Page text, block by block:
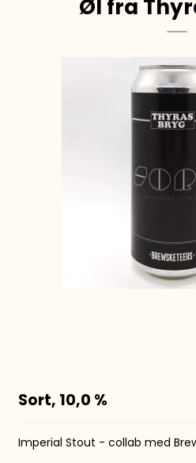
Øl fra
Sort, 10,0 %
Imperial Stout - collab med